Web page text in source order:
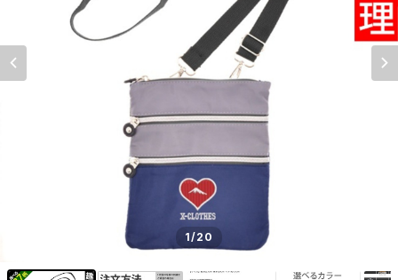
1/20